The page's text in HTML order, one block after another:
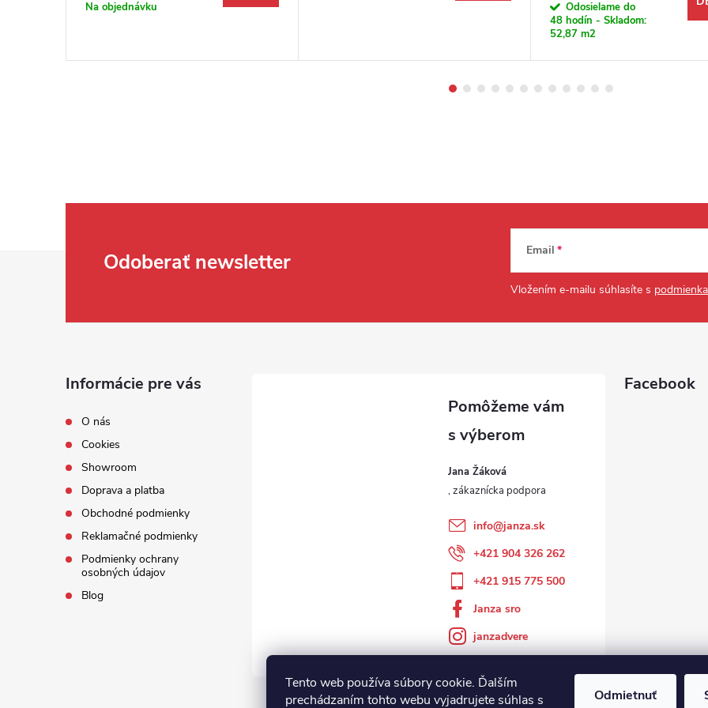
Tento web používa súbory cookie. Ďalším
prechádzaním tohto webu vyjadrujete súhlas s
Odmietnuť
Na objednávku
Odosielame do
48 hodín - Skladom:
52,87 m2
Odoberať newsletter Email
Vložením e-mailu súhlasíte s
Informácie pre vás
O nás
Cookies
Showroom
Doprava a platba
Obchodné podmienky
Reklamačné podmienky
Podmienky ochrany
osobných údajov
Blog
Jana Žáková
info@janza.sk
+421 904 326 262
+421 915 775 500
Janza sro
janzadvere
Facebook